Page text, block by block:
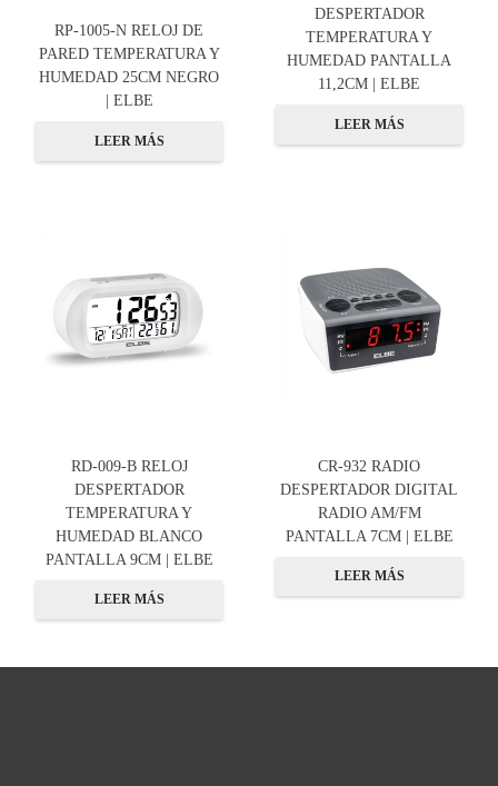
RP-1005-N RELOJ DE
PARED TEMPERATURA Y
HUMEDAD 25CM NEGRO
| ELBE
LEER MÁS
DESPERTADOR
TEMPERATURA Y
HUMEDAD PANTALLA
11,2CM | ELBE
LEER MÁS
RD-009-B RELOJ
DESPERTADOR
TEMPERATURA Y
HUMEDAD BLANCO
PANTALLA 9CM | ELBE
LEER MÁS
CR-932 RADIO
DESPERTADOR DIGITAL
RADIO AM/FM
PANTALLA 7CM | ELBE
LEER MÁS